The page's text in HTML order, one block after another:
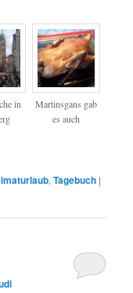
in
Martinsgans gab
es auch
,Tagebuch |